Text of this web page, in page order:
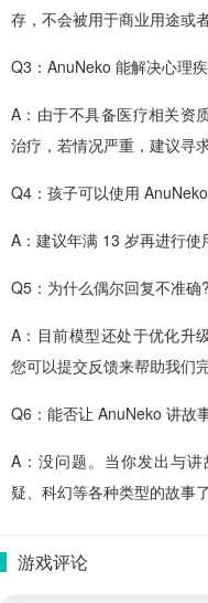
存，不会被用于商业用途或
Q3：AnuNeko 能解决心理
A：由于不具备医疗相关资
治疗，若情况严重，建议寻
Q4：孩子可以使用
A：建议年满 13 岁再进行使
Q5：为什么偶尔回复不准确?
A：目前模型还处于优化升
您可以提交反馈来帮助我们完
Q6：能否让 AnuNeko 讲故
A：没问题。当你发出与
疑、科幻等各种类型的故事了
游戏评论